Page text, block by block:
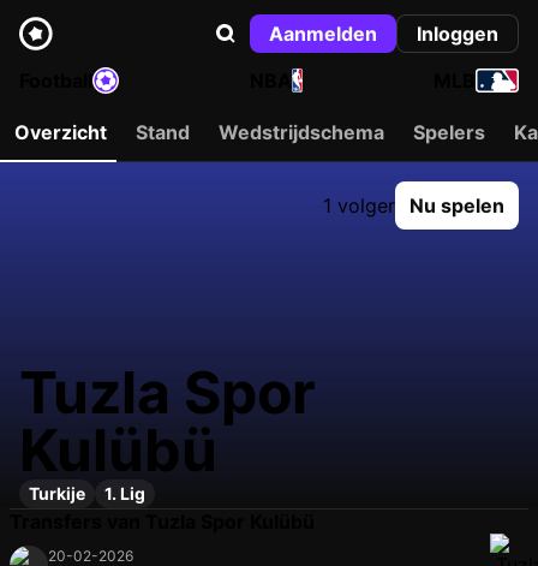
Aanmelden
Inloggen
NBA
Overzicht Stand Wedstrijdschema Spelers
1 volger Nu spelen
Tuzla Spor
Kulübü
Turkije 1. Lig
20-02-2026